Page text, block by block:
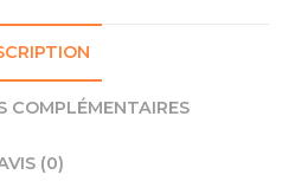
COMPLÉMENTAIRES
(0)